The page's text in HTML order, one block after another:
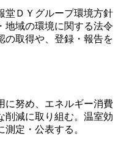
堂ＤＹグループ環境方針
地域の環境に関する法令
の取得や、登録・報告を
に努め、エネルギー消費
削減に取り組む。温室効
定・公表する。